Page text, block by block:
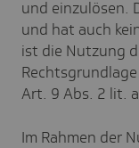
und einzulösen.
und hat auch
ist die Nutzung
Art. 9 Abs. 2 lit. a
Im Rahmen der